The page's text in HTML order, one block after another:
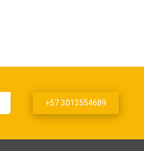
+57 3013554689